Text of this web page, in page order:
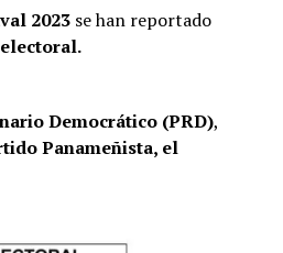
2023 se han reportado
Democrático (PRD),
Panameñista, el